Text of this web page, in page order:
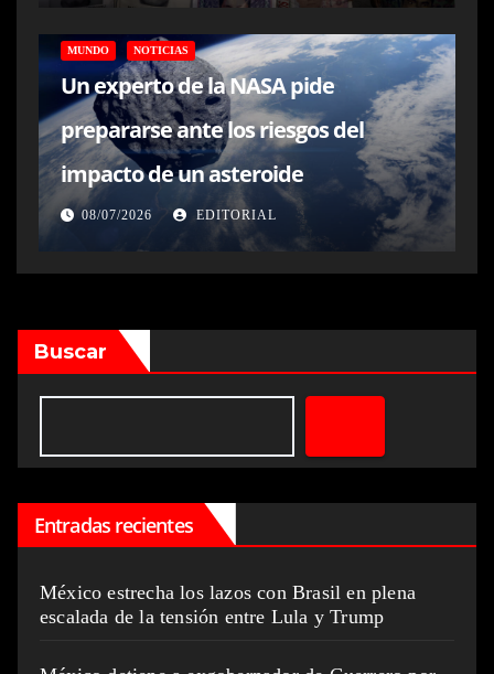
MUNDO NOTICIAS
Un experto de la NASA pide
prepararse ante los riesgos del
impacto de un asteroide
08/07/2026 EDITORIAL
Buscar
Entradas recientes
México estrecha los lazos con Brasil en plena
escalada de la tensión entre Lula y Trump